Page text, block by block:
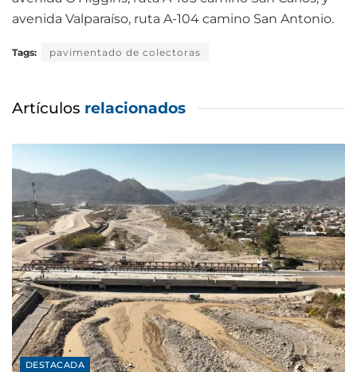
avenida Valparaíso, ruta A-104 camino San Antonio.
Tags: pavimentado de colectoras
Artículos relacionados
DESTACADA